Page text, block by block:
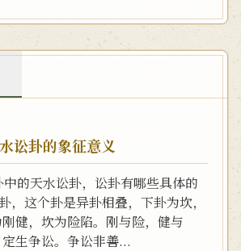
讼卦的象征意义
的天水讼卦，讼卦有哪些具体的
，这个卦是异卦相叠，下卦为坎，
刚健，坎为险陷。刚与险，健与
生争讼。争讼非善...